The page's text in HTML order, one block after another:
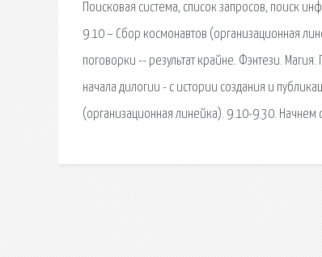
Поисковая сиcтема, список запросов, поиск
9.10 – Сбор космонавтов (организационная
поговорки -- результат крайне. Фэнтези.
начала дилогии - с истории создания и
(организационная линейка). 9.10-9.30. Начнем